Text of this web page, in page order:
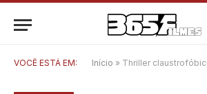
VOCÊ ESTÁ EM: Início » Thriller claustrofóbico canadense na